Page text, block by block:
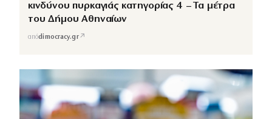
κινδύνου πυρκαγιάς κατηγορίας 4 – Τα μέτρα
του Δήμου Αθηναίων
απόdimocracy.gr↗